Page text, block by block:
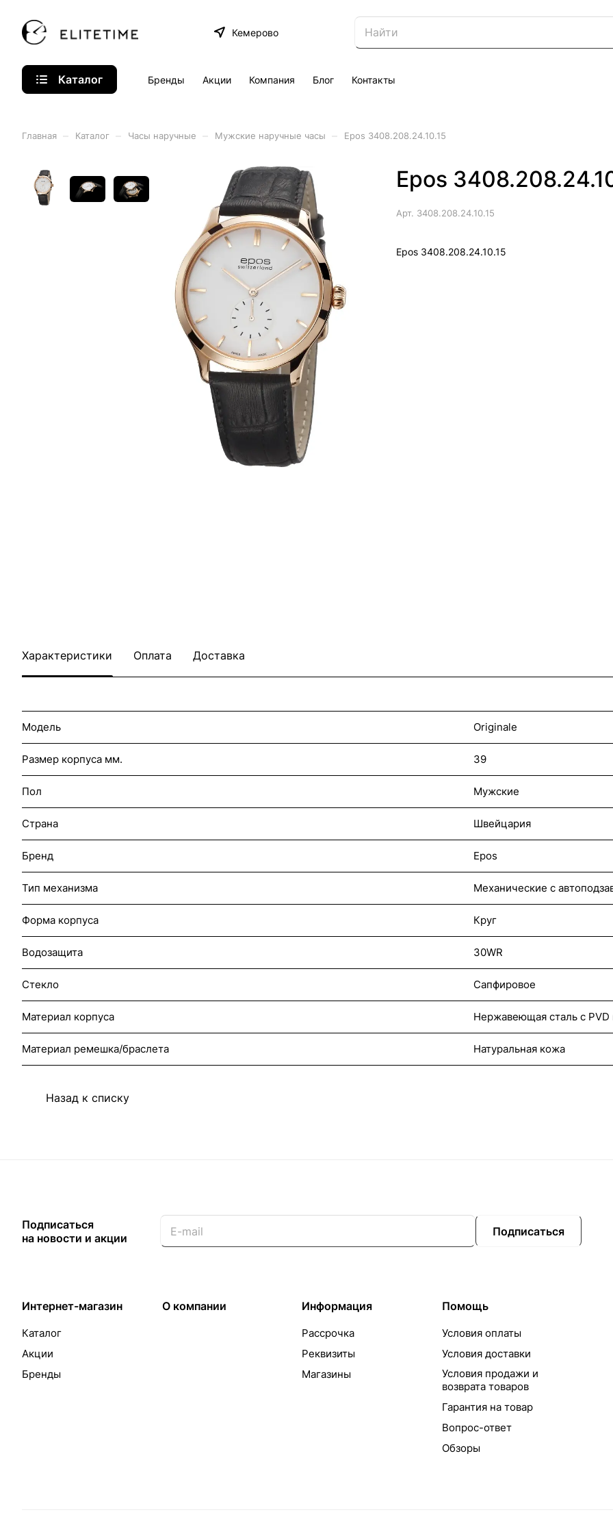
Кемерово
Каталог Бренды Акции Компания Блог Контакты
Главная Каталог Часы наручные Мужские наручные часы Epos 3408.208.24.10.15
Epos
Арт. 3408.208.24.10.15
Epos 3408.208.24.10.15
Характеристики Оплата Доставка
Модель Originale
Размер корпуса мм. 39
Пол Мужские
Страна Швейцария
Бренд Epos
Тип механизма Механические с
Форма корпуса Круг
Водозащита 30WR
Стекло Сапфировое
Материал корпуса Нержавеющая сталь с
Материал ремешка/браслета Натуральная кожа
Назад к списку
Подписаться
на новости и акции
Подписаться
Интернет-магазин
Каталог
Акции
Бренды
О компании Информация
Рассрочка
Реквизиты
Магазины
Помощь
Условия оплаты
Условия доставки
Условия продажи и
возврата товаров
Гарантия на товар
Вопрос-ответ
Обзоры